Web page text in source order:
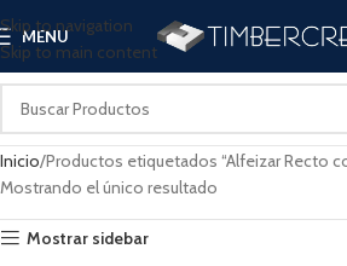
Skip to navigation
Skip to main content
MENU
Inicio Productos etiquetados “Alfeizar Recto
Mostrando el único resultado
Mostrar sidebar